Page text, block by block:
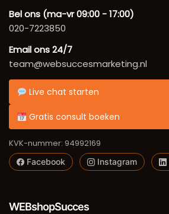
Bel ons (ma-vr 09:00 - 17:00)
020-7223850
Email ons 24/7
team@websuccesmarketing.nl
Live chat starten
Gratis consult boeken
KVK-nummer: 94992169
Facebook Instagram
WEBshopSucces